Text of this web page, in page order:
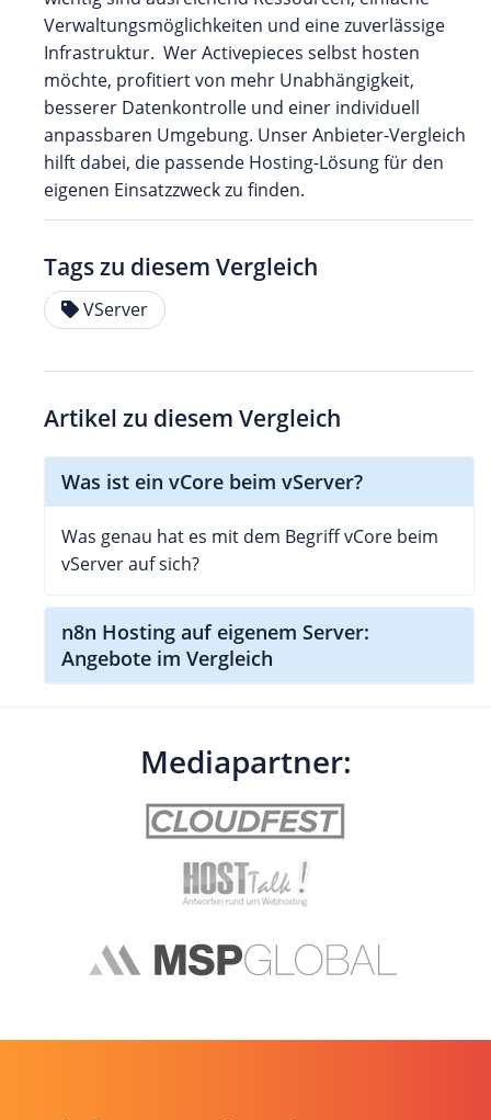
Verwaltungsmöglichkeiten und eine zuverlässige
Infrastruktur. Wer Activepieces selbst hosten
möchte, profitiert von mehr Unabhängigkeit,
besserer Datenkontrolle und einer individuell
anpassbaren Umgebung. Unser Anbieter-Vergleich
hilft dabei, die passende Hosting-Lösung für den
eigenen Einsatzzweck zu finden.
Tags zu diesem Vergleich
VServer
Artikel zu diesem Vergleich
Was ist ein vCore beim vServer?
Was genau hat es mit dem Begriff vCore beim
vServer auf sich?
n8n Hosting auf eigenem Server:
Angebote im Vergleich
Mediapartner: